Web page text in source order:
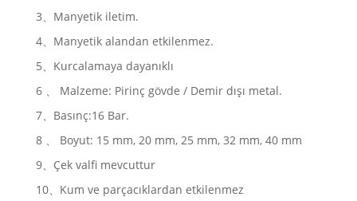
3、Manyetik iletim.
4、Manyetik alandan etkilenmez.
5、Kurcalamaya dayanıklı
6 、 Malzeme: Pirinç gövde / Demir dışı metal.
7、Basınç:16 Bar.
8 、 Boyut: 15 mm, 20 mm, 25 mm, 32 mm, 40 mm
9、Çek valfi mevcuttur
10、Kum ve parçacıklardan etkilenmez